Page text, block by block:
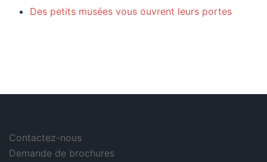
Des petits musées vous ouvrent leurs portes
Contactez-nous
Demande de brochures